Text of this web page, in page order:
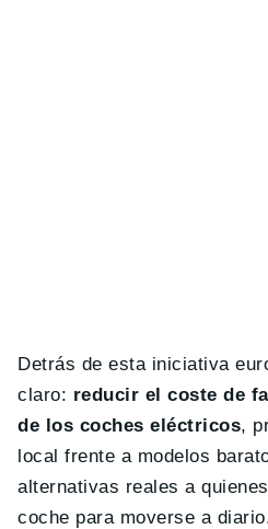
Detrás de esta iniciativa
claro: reducir el coste de
de los coches eléctricos,
local frente a modelos
alternativas reales a
coche para moverse a